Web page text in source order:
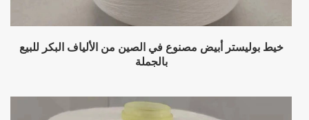
خيط بوليستر أبيض مصنوع في الصين من الألياف البكر للبيع
بالجملة